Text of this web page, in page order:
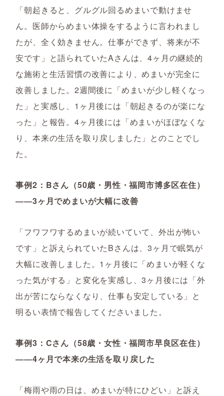
「朝起きると、グルグル回るめまいで動けませ
ん。医師からめまい体操をするように言われまし
たが、全く効きません。仕事ができず、将来が不
安です」と語られていたAさんは、4ヶ月の継続的
な施術と生活習慣の改善により、めまいが完全に
改善しました。2週間後に「めまいが少し軽くなっ
た」と実感し、1ヶ月後には「朝起きるのが楽にな
った」と報告。4ヶ月後には「めまいがほぼなくな
り、本来の生活を取り戻しました」とのことでし
た。
事例2：Bさん（50歳・男性・福岡市博多区在住）
――3ヶ月でめまいが大幅に改善
「フワフワするめまいが続いていて、外出が怖い
です」と訴えられていたBさんは、3ヶ月で眠気が
大幅に改善しました。1ヶ月後に「めまいが軽くな
った気がする」と変化を実感し、3ヶ月後には「外
出が苦にならなくなり、仕事も安定している」と
明るい表情で報告してくださいました。
事例3：Cさん（58歳・女性・福岡市早良区在住）
――4ヶ月で本来の生活を取り戻した
「梅雨や雨の日は、めまいが特にひどい」と訴え